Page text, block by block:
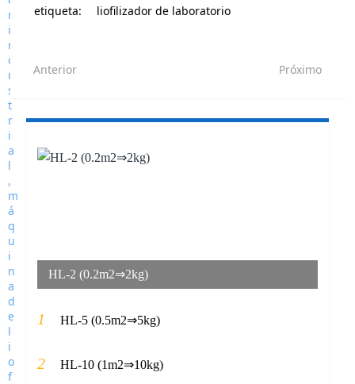
etiqueta: liofilizador de laboratorio
Anterior Próximo
HL-2 (0.2m2⇒2kg)
1 HL-5 (0.5m2⇒5kg)
2 HL-10 (1m2⇒10kg)